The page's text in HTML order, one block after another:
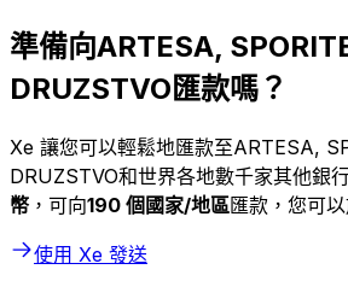
準備向ARTESA,
DRUZSTVO匯款嗎？
Xe 讓您可以輕鬆地匯款至ARTESA,
DRUZSTVO和世界各地數千家其他銀
幣 ，可向190 個國家/地區匯款，您可
使用 Xe 發送